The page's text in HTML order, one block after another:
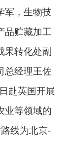
军，生物技
品贮藏加工
果转化处副
总经理王佐
赴英国开展
业等领域的
线为北京-